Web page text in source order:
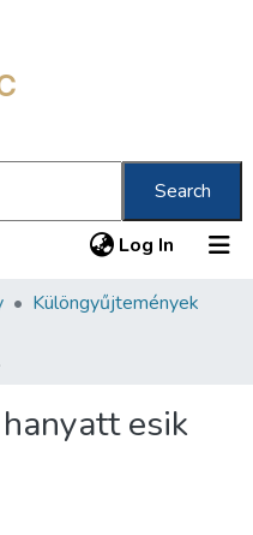
Search
Log In (current)
Különgyűjtemények
esik